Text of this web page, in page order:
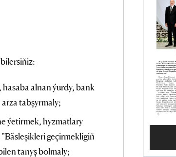
alnan ýurdy, bank
tabşyrmaly;
ýetirmek, hyzmatlary
geçirmekligiň
tanyş bolmaly;